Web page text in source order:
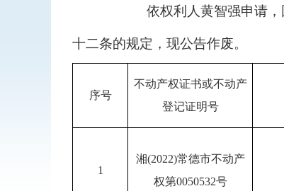
依权利人黄智强申请
十二条的规定，现公告作废。
序号
不动产权证书或不动产
登记证明号
1
湘(2022)常德市不动产
权第0050532号